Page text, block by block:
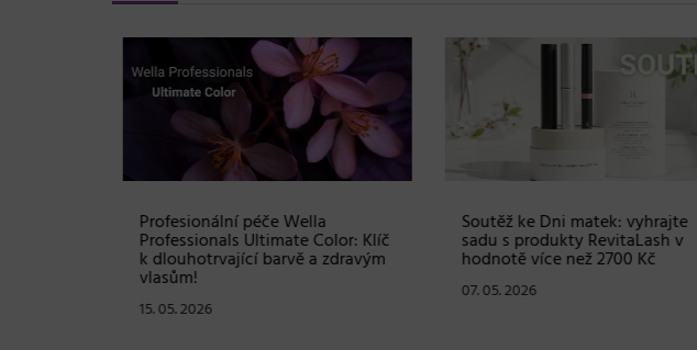
Profesionální péče Wella
Professionals Ultimate Color: Klíč
k dlouhotrvající barvě a zdravým
vlasům!
15. 05. 2026
Soutěž ke Dni matek: vyhrajte
sadu s produkty RevitaLash v
hodnotě více než 2700 Kč
07. 05. 2026